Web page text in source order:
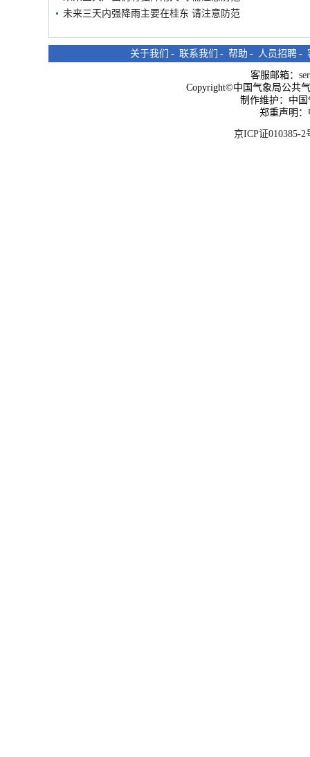
未来三天内强降雨主要在桂东 请注意防范
关于我们 - 联系我们 - 帮助 - 人员招聘 -
客服邮箱：
Copyright©中国气象局公共
制作维护：中
郑重声明
京ICP证010385-2